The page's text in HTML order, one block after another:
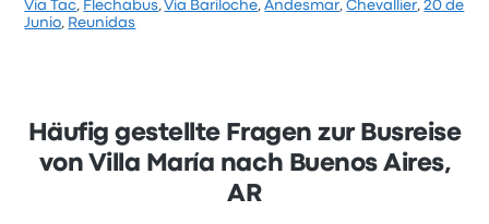
Basierend auf 3262 Bewertungen wurde das
diese Reise beginnen bei 39 €
Via Tac, Flechabus,Via Bariloche,Andesmar,Chevallier,20 de
Junio, Reunidas
Häufig gestellte Fragen zur Busreise
von Villa María nach Buenos Aires,
AR